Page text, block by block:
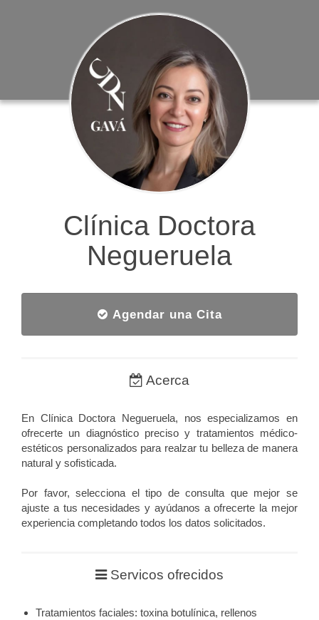
Clínica Doctora
Negueruela
Agendar una Cita
Acerca
En Clínica Doctora Negueruela, nos especializamos en
ofrecerte un diagnóstico preciso y tratamientos médico-
estéticos personalizados para realzar tu belleza de manera
natural y sofisticada.
Por favor, selecciona el tipo de consulta que mejor se
ajuste a tus necesidades y ayúdanos a ofrecerte la mejor
experiencia completando todos los datos solicitados.
Servicos ofrecidos
Tratamientos faciales: toxina botulínica, rellenos